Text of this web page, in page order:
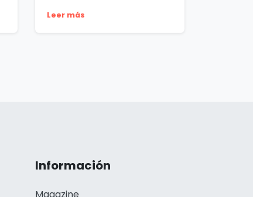
Leer más
Información